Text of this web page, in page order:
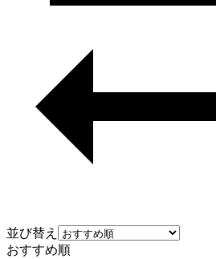
並び替え
おすすめ順